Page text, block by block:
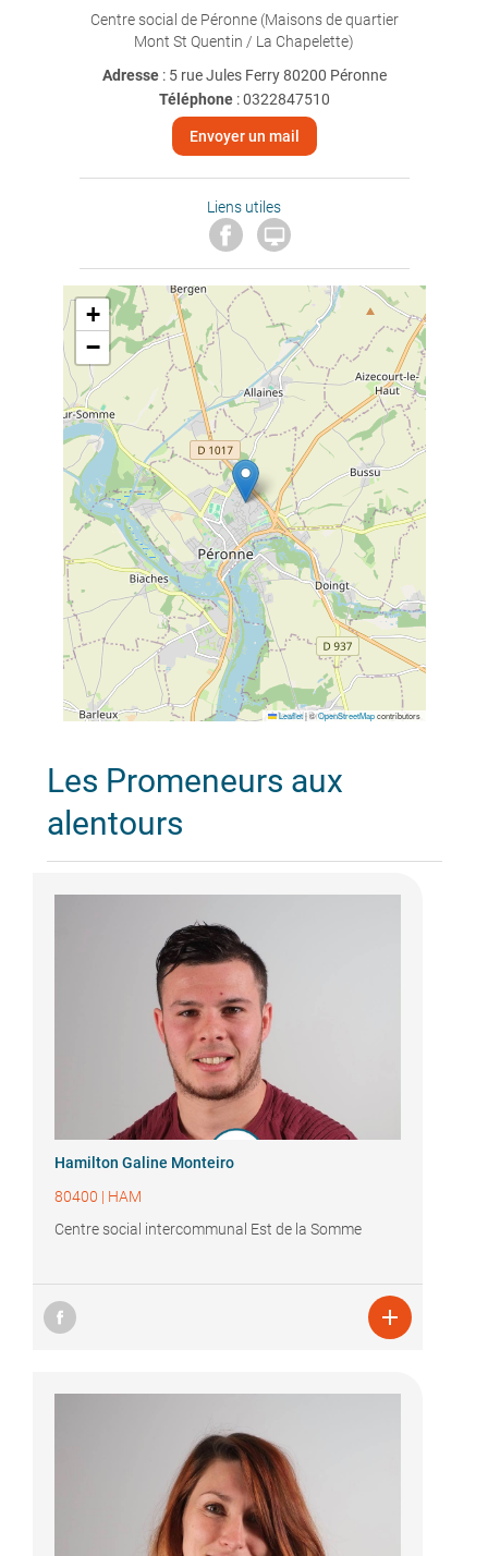
Centre social de Péronne (Maisons de quartier
Mont St Quentin / La Chapelette)
Adresse : 5 rue Jules Ferry 80200 Péronne
Téléphone:0322847510
Envoyer un mail
Liens utiles

+
−
Leaflet |©OpenStreetMapcontributors
Les Promeneurs aux
alentours
Hamilton Galine Monteiro
80400 | HAM
Centre social intercommunal Est de la Somme
